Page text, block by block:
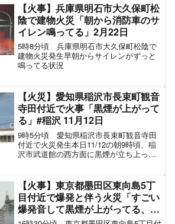
【火事】兵庫県明石市大久保町松
陰で建物火災「朝から消防車のサ
イレン鳴ってる」2月22日
5時8分頃 兵庫県明石市大久保町松陰で
建物火災発生早朝からサイレンがずっと
鳴ってる状況
【火災】愛知県稲沢市長束町観音
寺田付近で火事「黒煙が上がって
る」#稲沢 11月12日
9時5分頃 愛知県稲沢市長束町観音寺田
付近で火災発生本日11/12の朝9時頃、稲
沢市武道館の西方面に黒煙が立ち上って
館隣の消防署から消防車等が出動してい
きました。人的物...
【火事】東京都墨田区東向島5丁
目付近で爆発と伴う火災「すごい
爆発音して黒煙が上がってる、飛
び散るガラスで通行人が怪我」い